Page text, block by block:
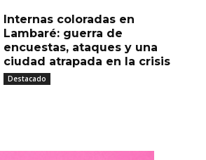
Internas coloradas en
Lambaré: guerra de
encuestas, ataques y una
ciudad atrapada en la crisis
Destacado